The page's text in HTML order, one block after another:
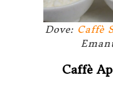
Dove: Caffè
Caffè